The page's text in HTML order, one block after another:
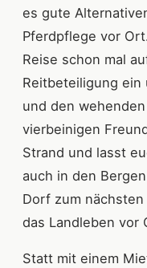
es gute
Pferdpflege vor
Reise schon mal
Reitbeteiligung
und den
vierbeinigen
Strand und lasst
auch in den
Dorf zum
das Landleben vor
Statt mit einem